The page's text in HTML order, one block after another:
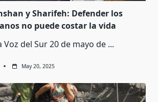
y Sharifeh: Defender los
no puede costar la vida
Voz del Sur 20 de mayo de ...
May 20, 2025